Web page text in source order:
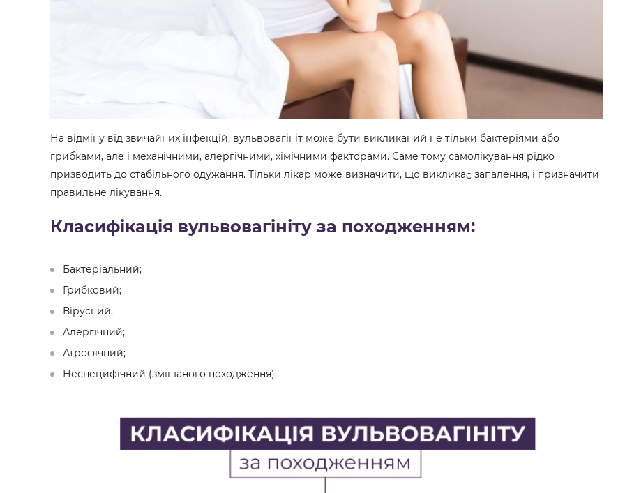
На відміну від звичайних інфекцій, вульвовагініт може бути викликаний не тільки бактеріями або
грибками, але і механічними, алергічними, хімічними факторами. Саме тому самолікування рідко
призводить до стабільного одужання. Тільки лікар може визначити, що викликає запалення, і призначити
правильне лікування.
Класифікація вульвовагініту за походженням:
Бактеріальний;
Грибковий;
Вірусний;
Алергічний;
Атрофічний;
Неспецифічний (змішаного походження).